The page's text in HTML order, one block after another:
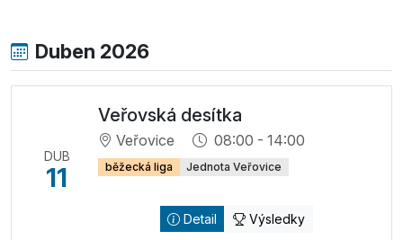
Duben 2026
DUB
11
Veřovská desítka
Veřovice 08:00 - 14:00
běžecká liga Jednota Veřovice
Detail Výsledky